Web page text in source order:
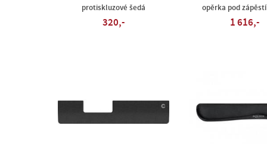
protiskluzové šedá
320,-
opěrka pod
1 616,-